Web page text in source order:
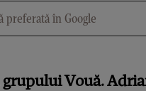
preferată în Google
Vouă.